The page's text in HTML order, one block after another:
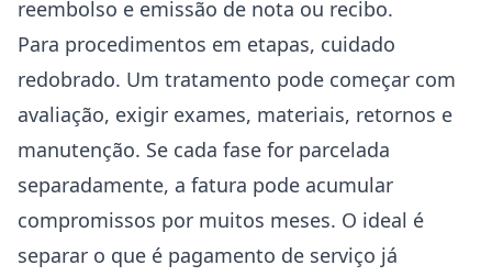
reembolso e emissão de nota ou recibo.
Para procedimentos em etapas, cuidado
redobrado. Um tratamento pode começar com
avaliação, exigir exames, materiais, retornos e
manutenção. Se cada fase for parcelada
separadamente, a fatura pode acumular
compromissos por muitos meses. O ideal é
separar o que é pagamento de serviço já